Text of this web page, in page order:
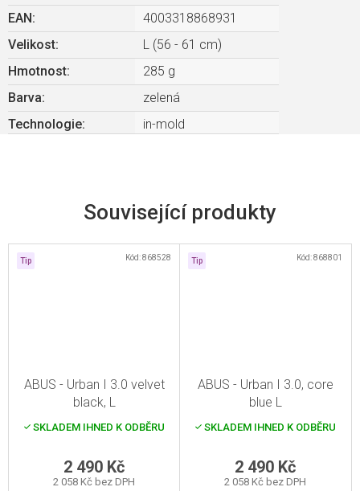
Související produkty
Tip
ABUS - Urban I 3.0 velvet
black, L
SKLADEM IHNED K ODBĚRU
2 058 Kč bez DPH
2 490 Kč
Kód:868528 Tip
ABUS - Urban I 3.0, core
blue L
SKLADEM IHNED K ODBĚRU
2 058 Kč bez DPH
2 490 Kč
Kód:868801
EAN:
4003318868931
Velikost:
L (56 - 61 cm)
Hmotnost:
285 g
Barva:
zelená
Technologie: in-mold